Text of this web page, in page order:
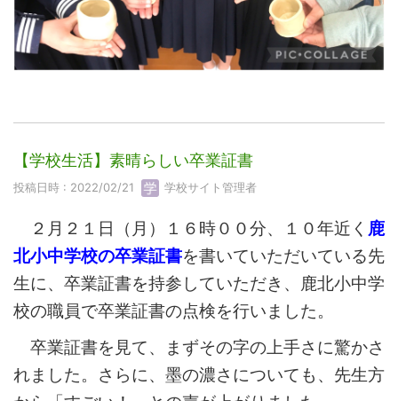
【学校生活】素晴らしい卒業証書
投稿日時 : 2022/02/21 学校サイト管理者
２月２１日（月）１６時００分、１０年近く 鹿
北小中学校の卒業証書を書いていただいている先
生に、卒業証書を持参していただき、鹿北小中学
校の職員で卒業証書の点検を行いました。
卒業証書を見て、まずその字の上手さに驚かさ
れました。さらに、墨の濃さについても、先生方